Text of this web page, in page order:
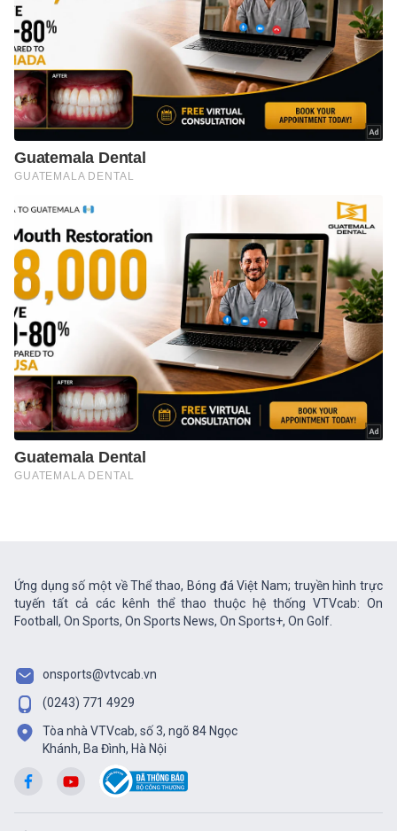
Ứng dụng số một về Thể thao, Bóng đá Việt Nam; truyền hình trực
tuyến tất cả các kênh thể thao thuộc hệ thống VTVcab: On
Football, On Sports, On Sports News, On Sports+, On Golf.
onsports@vtvcab.vn
(0243) 771 4929
Tòa nhà VTVcab, số 3, ngõ 84 Ngọc
Khánh, Ba Đình, Hà Nội